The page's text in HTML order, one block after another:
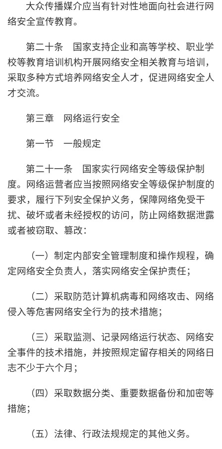
大众传播媒介应当有针对性地面向社会进行网
络安全宣传教育。
第二十条 国家支持企业和高等学校、职业学
校等教育培训机构开展网络安全相关教育与培训，
采取多种方式培养网络安全人才，促进网络安全人
才交流。
第三章 网络运行安全
第一节 一般规定
第二十一条 国家实行网络安全等级保护制
度。网络运营者应当按照网络安全等级保护制度的
要求，履行下列安全保护义务，保障网络免受干
扰、破坏或者未经授权的访问，防止网络数据泄露
或者被窃取、篡改：
（一）制定内部安全管理制度和操作规程，确
定网络安全负责人，落实网络安全保护责任；
（二）采取防范计算机病毒和网络攻击、网络
侵入等危害网络安全行为的技术措施；
（三）采取监测、记录网络运行状态、网络安
全事件的技术措施，并按照规定留存相关的网络日
志不少于六个月；
（四）采取数据分类、重要数据备份和加密等
措施；
（五）法律、行政法规规定的其他义务。